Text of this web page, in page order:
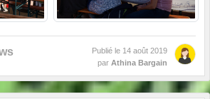
Publié le 14 août 2019
par Athina Bargain